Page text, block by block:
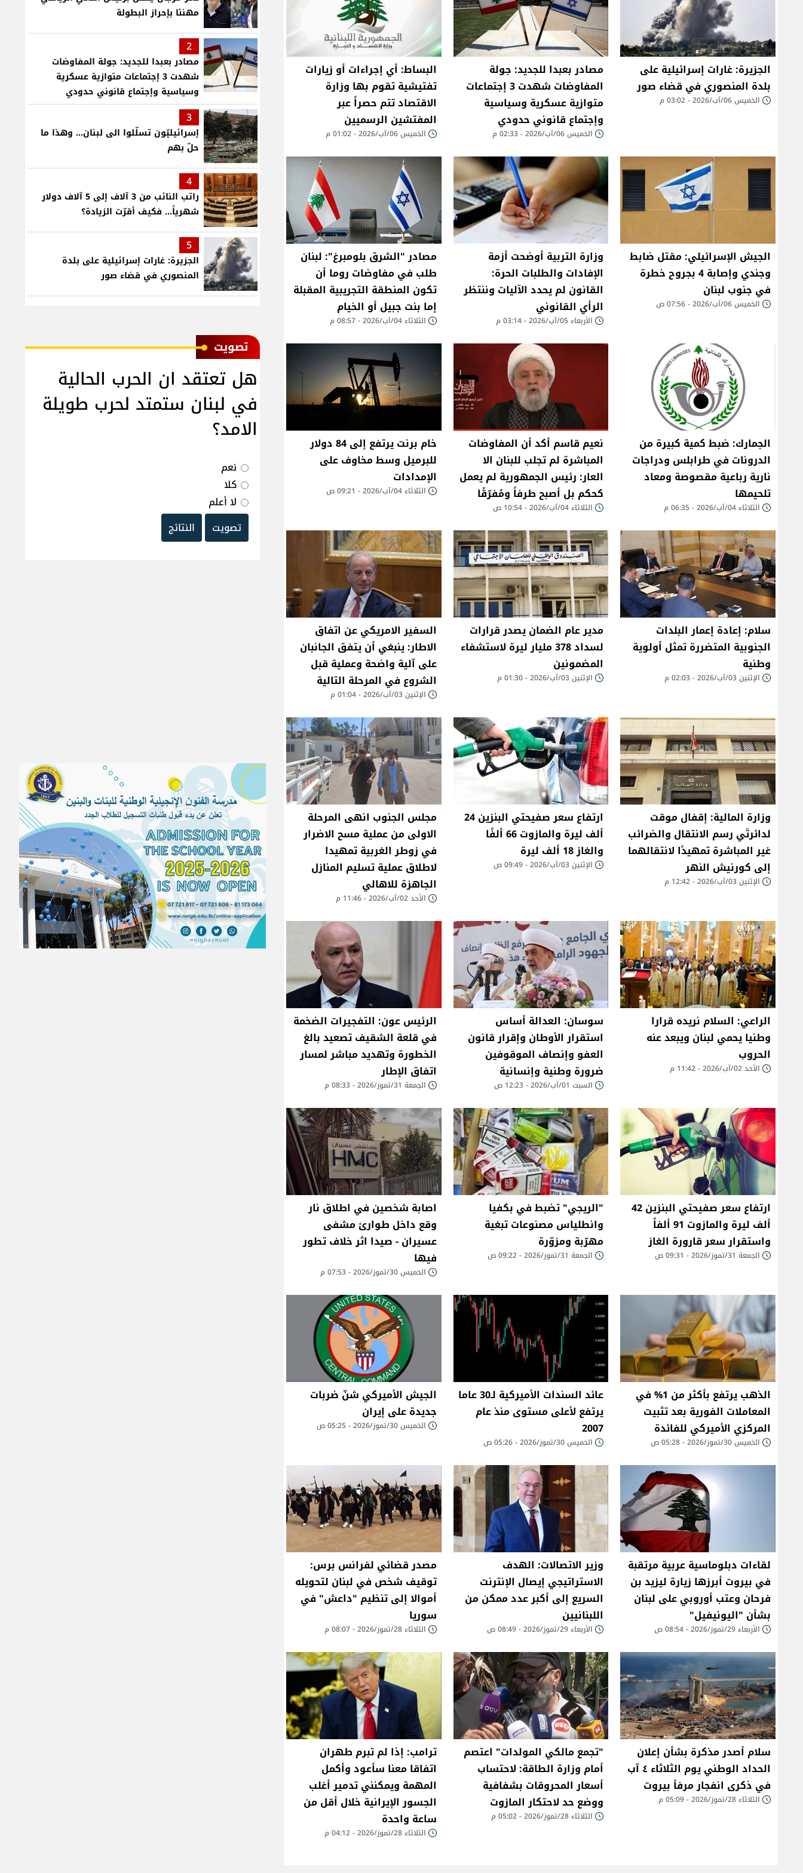
الجزيرة: غارات إسرائيلية على
بلدة المنصوري في قضاء صور
الخميس 06/آب/2026 - 03:02 م
مصادر بعبدا للجديد: جولة
المفاوضات شهدت 3 إجتماعات
متوازية عسكرية وسياسية
وإجتماع قانوني حدودي
الخميس 06/آب/2026 - 02:33 م
البساط: أي إجراءات أو زيارات
تفتيشية تقوم بها وزارة
الاقتصاد تتم حصراً عبر
المفتشين الرسميين
الخميس 06/آب/2026 - 01:02 م
الجيش الإسرائيلي: مقتل ضابط
وجندي وإصابة 4 بجروح خطرة
في جنوب لبنان
الخميس 06/آب/2026 - 07:56 ص
وزارة التربية أوضحت أزمة
الإفادات والطلبات الحرة:
القانون لم يحدد الآليات وننتظر
الرأي القانوني
الأربعاء 05/آب/2026 - 03:14 م
مصادر "الشرق بلومبرغ": لبنان
طلب في مفاوضات روما أن
تكون المنطقة التجريبية المقبلة
إما بنت جبيل أو الخيام
الثلاثاء 04/آب/2026 - 08:57 م
الجمارك: ضبط كمية كبيرة من
الدرونات في طرابلس ودراجات
نارية رباعية مقصوصة ومعاد
تلحيمها
الثلاثاء 04/آب/2026 - 06:35 م
نعيم قاسم أكد أن المفاوضات
المباشرة لم تجلب للبنان الا
العار: رئيس الجمهورية لم يعمل
كحكم بل أصبح طرفاً ومُفرّقًا
الثلاثاء 04/آب/2026 - 10:54 ص
خام برنت يرتفع إلى 84 دولار
للبرميل وسط مخاوف على
الإمدادات
الثلاثاء 04/آب/2026 - 09:21 ص
سلام: إعادة إعمار البلدات
الجنوبية المتضررة تمثل أولوية
وطنية
الإثنين 03/آب/2026 - 02:03 م
مدير عام الضمان يصدر قرارات
لسداد 378 مليار ليرة لاستشفاء
المضمونين
الإثنين 03/آب/2026 - 01:30 م
السفير الامريكي عن اتفاق
الاطار: ينبغي أن يتفق الجانبان
على آلية واضحة وعملية قبل
الشروع في المرحلة التالية
الإثنين 03/آب/2026 - 01:04 م
وزارة المالية: إقفال موقت
لدائرتَي رسم الانتقال والضرائب
غير المباشرة تمهيدًا لانتقالهما
إلى كورنيش النهر
الإثنين 03/آب/2026 - 12:42 م
ارتفاع سعر صفيحتي البنزين 24
ألف ليرة والمازوت 66 ألفًا
والغاز 18 ألف ليرة
الإثنين 03/آب/2026 - 09:49 ص
مجلس الجنوب انهى المرحلة
الاولى من عملية مسح الاضرار
في زوطر الغربية تمهيدا
لاطلاق عملية تسليم المنازل
الجاهزة للاهالي
الأحد 02/آب/2026 - 11:46 م
الراعي: السلام نريده قرارا
وطنيا يحمي لبنان ويبعد عنه
الحروب
الأحد 02/آب/2026 - 11:42 م
سوسان: العدالة أساس
استقرار الأوطان وإقرار قانون
العفو وإنصاف الموقوفين
ضرورة وطنية وإنسانية
السبت 01/آب/2026 - 12:23 ص
الرئيس عون: التفجيرات الضخمة
في قلعة الشقيف تصعيد بالغ
الخطورة وتهديد مباشر لمسار
اتفاق الإطار
الجمعة 31/تموز/2026 - 08:33 م
ارتفاع سعر صفيحتي البنزين 42
ألف ليرة والمازوت 91 ألفاً
واستقرار سعر قارورة الغاز
الجمعة 31/تموز/2026 - 09:31 ص
"الريجي" تضبط في بكفيا
وانطلياس مصنوعات تبغية
مهرّبة ومزوّرة
الجمعة 31/تموز/2026 - 09:22 ص
اصابة شخصين في اطلاق نار
وقع داخل طوارئ مشفى
عسيران - صيدا اثر خلاف تطور
فيها
الخميس 30/تموز/2026 - 07:53 م
الذهب يرتفع بأكثر من 1% في
المعاملات الفورية بعد تثبيت
المركزي الأميركي للفائدة
الخميس 30/تموز/2026 - 05:28 ص
عائد السندات الأميركية لـ30 عاما
يرتفع لأعلى مستوى منذ عام
2007
الخميس 30/تموز/2026 - 05:26 ص
الجيش الأميركي شنّ ضربات
جديدة على إيران
الخميس 30/تموز/2026 - 05:25 ص
لقاءات دبلوماسية عربية مرتقبة
في بيروت أبرزها زيارة ليزيد بن
فرحان وعتب أوروبي على لبنان
بشأن "اليونيفيل"
الأربعاء 29/تموز/2026 - 08:54 ص
وزير الاتصالات: الهدف
الاستراتيجي إيصال الإنترنت
السريع إلى أكبر عدد ممكن من
اللبنانيين
الأربعاء 29/تموز/2026 - 08:49 ص
مصدر قضائي لفرانس برس:
توقيف شخص في لبنان لتحويله
أموالا إلى تنظيم "داعش" في
سوريا
الثلاثاء 28/تموز/2026 - 08:07 م
سلام أصدر مذكرة بشأن إعلان
الحداد الوطني يوم الثلاثاء ٤ آب
في ذكرى انفجار مرفأ بيروت
الثلاثاء 28/تموز/2026 - 05:09 م
"تجمع مالكي المولدات" اعتصم
أمام وزارة الطاقة: لاحتساب
أسعار المحروقات بشفافية
ووضع حد لاحتكار المازوت
الثلاثاء 28/تموز/2026 - 05:02 م
ترامب: إذا لم تبرم طهران
اتفاقا معنا سأعود وأكمل
المهمة ويمكنني تدمير أغلب
الجسور الإيرانية خلال أقل من
ساعة واحدة
الثلاثاء 28/تموز/2026 - 04:12 م
مهنئا بإحراز البطولة
2
مصادر بعبدا للجديد: جولة المفاوضات
شهدت 3 إجتماعات متوازية عسكرية
وسياسية وإجتماع قانوني حدودي
3
إسرائيليّون تسلّلوا الى لبنان... وهذا ما
حلّ بهم
4
راتب النائب من 3 آلاف إلى 5 آلاف دولار
شهرياً... فكيف أقرّت الزيادة؟
5
الجزيرة: غارات إسرائيلية على بلدة
المنصوري في قضاء صور
ﺗﺼﻮﻳﺖ
هل تعتقد ان الحرب الحالية
في لبنان ستمتد لحرب طويلة
الامد؟
نعم
كلا
لا أعلم
تصويت
النتائج